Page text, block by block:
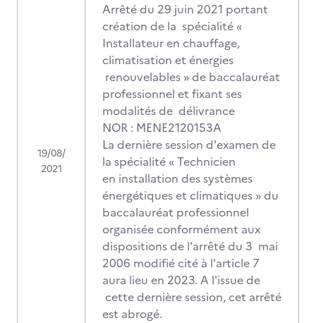
19/08/
2021
Arrêté du 29 juin 2021 portant
création de la spécialité «
Installateur en chauffage,
climatisation et énergies
renouvelables » de baccalauréat
professionnel et fixant ses
modalités de délivrance
NOR : MENE2120153A
La dernière session d'examen de
la spécialité « Technicien
en installation des systèmes
énergétiques et climatiques » du
baccalauréat professionnel
organisée conformément aux
dispositions de l'arrêté du 3 mai
2006 modifié cité à l'article 7
aura lieu en 2023. A l'issue de
cette dernière session, cet arrêté
est abrogé.